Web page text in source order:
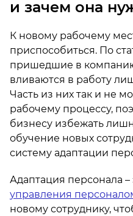
и зачем она
К новому рабочему
приспособиться. По
пришедшие в
вливаются в работу
Часть из них так и не
рабочему процессу,
бизнесу избежать
обучение новых
систему адаптации
Адаптация персонала –
управления
новому сотруднику,